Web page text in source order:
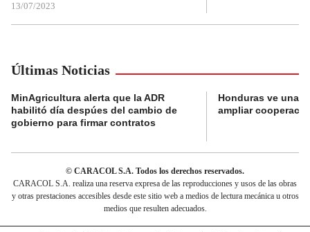
13/07/2023
Últimas Noticias
MinAgricultura alerta que la ADR
habilitó día despúes del cambio de
gobierno para firmar contratos
Honduras ve una
ampliar
© CARACOL S.A. Todos los derechos reservados.
CARACOL S.A. realiza una reserva expresa de las reproducciones y usos de las obras
y otras prestaciones accesibles desde este sitio web a medios de lectura mecánica u otros
medios que resulten adecuados.